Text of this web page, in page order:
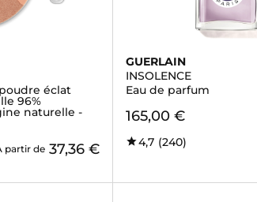
éclat
96%
naturelle -
partir de 37,36 €
GUERLAIN
INSOLENCE
Eau de parfum
165,00 €
4,7 (240)